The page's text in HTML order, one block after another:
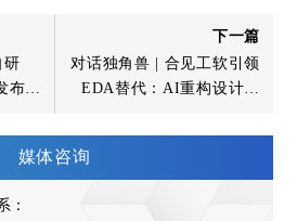
研
布智
下一篇
对话独角兽 | 合见工软引领
EDA替代：AI重构设计效
媒体咨询
：